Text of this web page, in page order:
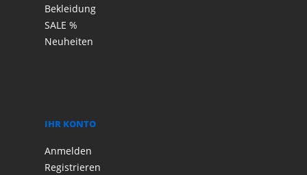
Bekleidung
SALE %
Neuheiten
IHR KONTO
Anmelden
Registrieren